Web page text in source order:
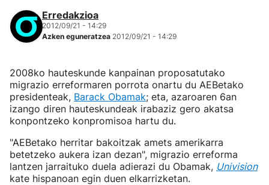
Erredakzioa
2012/09/21 - 14:29
Azken eguneratzea 2012/09/21 - 14:29
2008ko hauteskunde kanpainan proposatutako
migrazio erreformaren porrota onartu du AEBetako
presidenteak, Barack Obamak; eta, azaroaren 6an
izango diren hauteskundeak irabaziz gero akatsa
konpontzeko konpromisoa hartu du.
"AEBetako herritar bakoitzak amets amerikarra
betetzeko aukera izan dezan", migrazio erreforma
lantzen jarraituko duela adierazi du Obamak, Univision
kate hispanoan egin duen elkarrizketan.